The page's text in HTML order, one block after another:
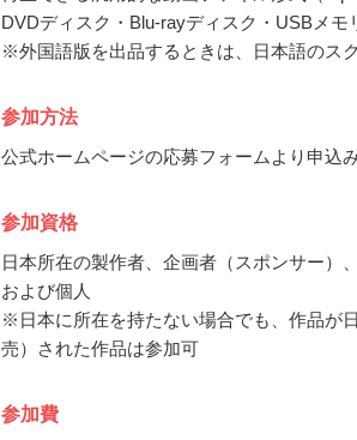
DVDディスク・Blu-rayディスク・USBメモ
※外国語版を出品するときは、日本語のス
参加方法
公式ホームページの応募フォームより申込
参加資格
日本所在の製作者、企画者（スポンサー）
および個人
※日本に所在を持たない場合でも、作品が
売）された作品は参加可
参加費